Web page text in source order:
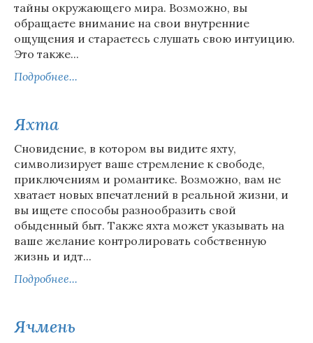
тайны окружающего мира. Возможно, вы
обращаете внимание на свои внутренние
ощущения и стараетесь слушать свою интуицию.
Это также...
Подробнее...
Яхта
Сновидение, в котором вы видите яхту,
символизирует ваше стремление к свободе,
приключениям и романтике. Возможно, вам не
хватает новых впечатлений в реальной жизни, и
вы ищете способы разнообразить свой
обыденный быт. Также яхта может указывать на
ваше желание контролировать собственную
жизнь и идт...
Подробнее...
Ячмень